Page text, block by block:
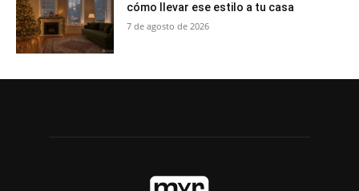
cómo llevar ese estilo a tu casa
7 de agosto de 2026